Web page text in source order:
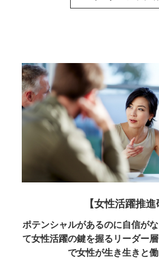
【女性活躍推進
ポテンシャルがあるのに自信が
て女性活躍の鍵を握るリーダー
で女性が生き生きと